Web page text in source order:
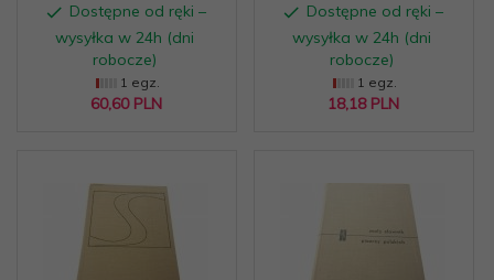
Dostępne od ręki –
wysyłka w 24h (dni
robocze)
1 egz.
60,60 PLN
Dostępne od ręki –
wysyłka w 24h (dni
robocze)
1 egz.
18,18 PLN